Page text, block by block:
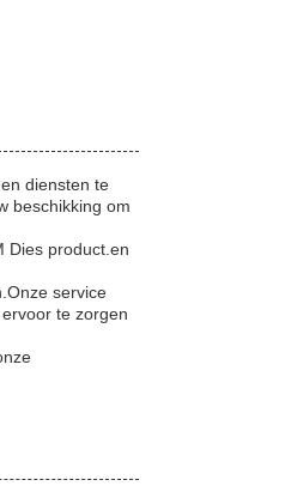
diensten te
beschikking om
Dies product.en
service
te zorgen